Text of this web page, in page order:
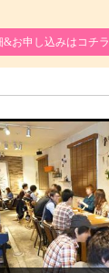
&お申し込みはコチラ